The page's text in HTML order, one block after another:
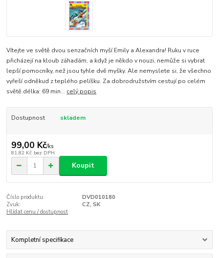
Vítejte ve světě dvou senzačních myší Emily a Alexandra! Ruku v ruce
přicházejí na kloub záhadám, a když je někdo v nouzi, nemůže si vybrat
lepší pomocníky, než jsou tyhle dvě myšky. Ale nemyslete si, že všechno
vyřeší odněkud z teplého pelíšku. Za dobrodružstvím cestují po celém
světě.délka: 69 min... celý popis
Dostupnost skladem
99,00 Kč/ks
81,82 Kč bez DPH
Koupit
Číslo produktu:
DVD010180
Zvuk:
CZ, SK
Hlídat cenu / dostupnost
Kompletní specifikace